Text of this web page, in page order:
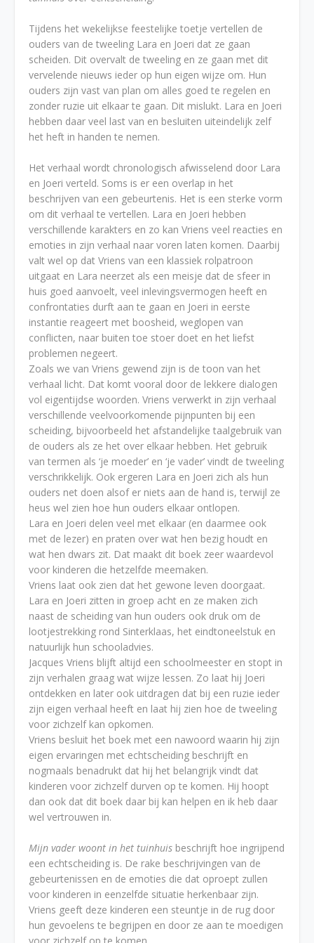
Tijdens het wekelijkse feestelijke toetje vertellen de
ouders van de tweeling Lara en Joeri dat ze gaan
scheiden. Dit overvalt de tweeling en ze gaan met dit
vervelende nieuws ieder op hun eigen wijze om. Hun
ouders zijn vast van plan om alles goed te regelen en
zonder ruzie uit elkaar te gaan. Dit mislukt. Lara en Joeri
hebben daar veel last van en besluiten uiteindelijk zelf
het heft in handen te nemen.
Het verhaal wordt chronologisch afwisselend door Lara
en Joeri verteld. Soms is er een overlap in het
beschrijven van een gebeurtenis. Het is een sterke vorm
om dit verhaal te vertellen. Lara en Joeri hebben
verschillende karakters en zo kan Vriens veel reacties en
emoties in zijn verhaal naar voren laten komen. Daarbij
valt wel op dat Vriens van een klassiek rolpatroon
uitgaat en Lara neerzet als een meisje dat de sfeer in
huis goed aanvoelt, veel inlevingsvermogen heeft en
confrontaties durft aan te gaan en Joeri in eerste
instantie reageert met boosheid, weglopen van
conflicten, naar buiten toe stoer doet en het liefst
problemen negeert.
Zoals we van Vriens gewend zijn is de toon van het
verhaal licht. Dat komt vooral door de lekkere dialogen
vol eigentijdse woorden. Vriens verwerkt in zijn verhaal
verschillende veelvoorkomende pijnpunten bij een
scheiding, bijvoorbeeld het afstandelijke taalgebruik van
de ouders als ze het over elkaar hebben. Het gebruik
van termen als ‘je moeder’ en ‘je vader’ vindt de tweeling
verschrikkelijk. Ook ergeren Lara en Joeri zich als hun
ouders net doen alsof er niets aan de hand is, terwijl ze
heus wel zien hoe hun ouders elkaar ontlopen.
Lara en Joeri delen veel met elkaar (en daarmee ook
met de lezer) en praten over wat hen bezig houdt en
wat hen dwars zit. Dat maakt dit boek zeer waardevol
voor kinderen die hetzelfde meemaken.
Vriens laat ook zien dat het gewone leven doorgaat.
Lara en Joeri zitten in groep acht en ze maken zich
naast de scheiding van hun ouders ook druk om de
lootjestrekking rond Sinterklaas, het eindtoneelstuk en
natuurlijk hun schooladvies.
Jacques Vriens blijft altijd een schoolmeester en stopt in
zijn verhalen graag wat wijze lessen. Zo laat hij Joeri
ontdekken en later ook uitdragen dat bij een ruzie ieder
zijn eigen verhaal heeft en laat hij zien hoe de tweeling
voor zichzelf kan opkomen.
Vriens besluit het boek met een nawoord waarin hij zijn
eigen ervaringen met echtscheiding beschrijft en
nogmaals benadrukt dat hij het belangrijk vindt dat
kinderen voor zichzelf durven op te komen. Hij hoopt
dan ook dat dit boek daar bij kan helpen en ik heb daar
wel vertrouwen in.
Mijn vader woont in het tuinhuis beschrijft hoe ingrijpend
een echtscheiding is. De rake beschrijvingen van de
gebeurtenissen en de emoties die dat oproept zullen
voor kinderen in eenzelfde situatie herkenbaar zijn.
Vriens geeft deze kinderen een steuntje in de rug door
hun gevoelens te begrijpen en door ze aan te moedigen